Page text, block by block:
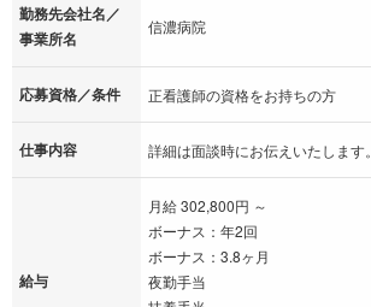
勤務先会社名／
事業所名
信濃病院
応募資格／条件 正看護師の資格をお持ちの方
仕事内容 詳細は面談時にお伝えいたします。
給与
月給 302,800円 ～
ボーナス：年2回
ボーナス：3.8ヶ月
夜勤手当